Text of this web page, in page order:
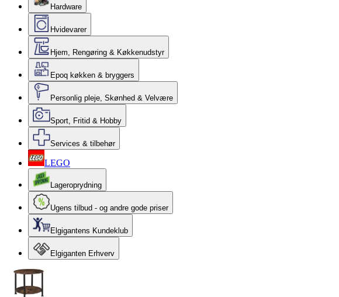
Hardware
Hvidevarer
Hjem, Rengøring & Køkkenudstyr
Epoq køkken & bryggers
Personlig pleje, Skønhed & Velvære
Sport, Fritid & Hobby
Services & tilbehør
LEGO
Lageroprydning
Ugens tilbud - og andre gode priser
Elgigantens Kundeklub
Elgiganten Erhverv